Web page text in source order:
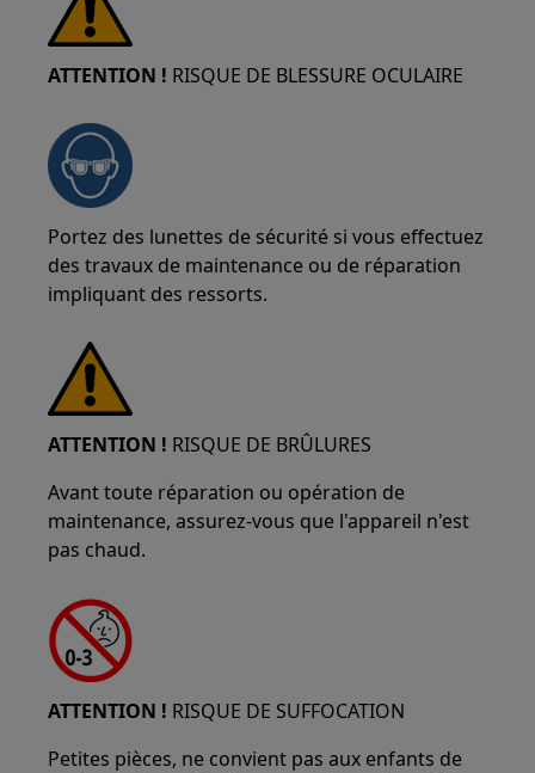
ATTENTION ! RISQUE DE BLESSURE OCULAIRE
Portez des lunettes de sécurité si vous effectuez
des travaux de maintenance ou de réparation
impliquant des ressorts.
ATTENTION ! RISQUE DE BRÛLURES
Avant toute réparation ou opération de
maintenance, assurez-vous que l'appareil n'est
pas chaud.
ATTENTION ! RISQUE DE SUFFOCATION
Petites pièces, ne convient pas aux enfants de